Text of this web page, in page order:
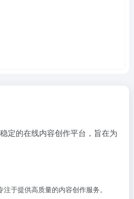
定的在线内容创作平台，旨在为
注于提供高质量的内容创作服务。